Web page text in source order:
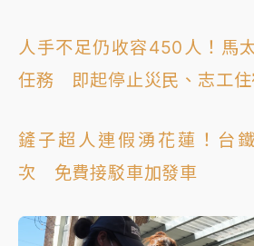
人手不足仍收容450人！馬
任務 即起停止災民、志工住
鏟子超人連假湧花蓮！台
次 免費接駁車加發車